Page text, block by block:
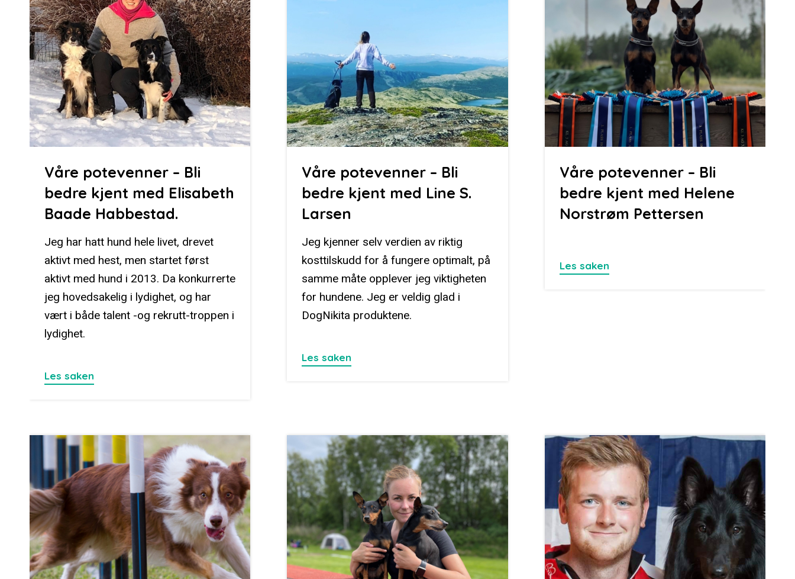
Våre potevenner – Bli
bedre kjent med Elisabeth
Baade Habbestad.
Jeg har hatt hund hele livet, drevet
aktivt med hest, men startet først
aktivt med hund i 2013. Da konkurrerte
jeg hovedsakelig i lydighet, og har
vært i både talent -og rekrutt-troppen i
lydighet.
Les saken
Våre potevenner – Bli
bedre kjent med Line S.
Larsen
Jeg kjenner selv verdien av riktig
kosttilskudd for å fungere optimalt, på
samme måte opplever jeg viktigheten
for hundene. Jeg er veldig glad i
DogNikita produktene.
Les saken
Våre potevenner – Bli
bedre kjent med Helene
Norstrøm Pettersen
Les saken